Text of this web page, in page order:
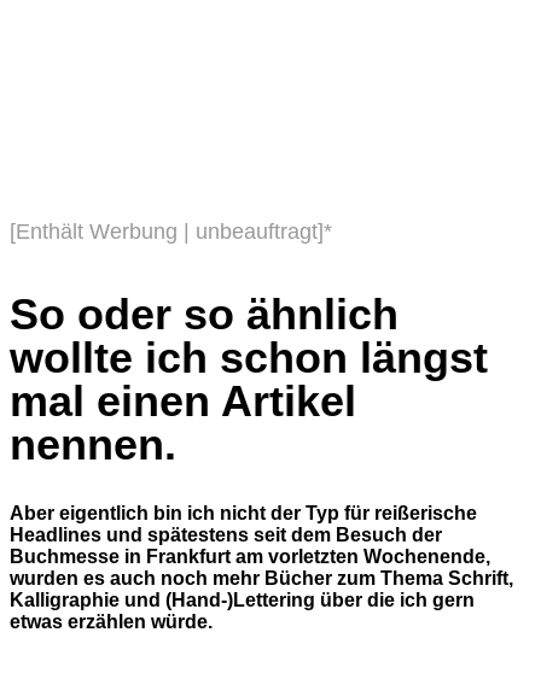
[Enthält Werbung | unbeauftragt]*
So oder so ähnlich
wollte ich schon längst
mal einen Artikel
nennen.
Aber eigentlich bin ich nicht der Typ für reißerische
Headlines und spätestens seit dem Besuch der
Buchmesse in Frankfurt am vorletzten Wochenende,
wurden es auch noch mehr Bücher zum Thema Schrift,
Kalligraphie und (Hand-)Lettering über die ich gern
etwas erzählen würde.